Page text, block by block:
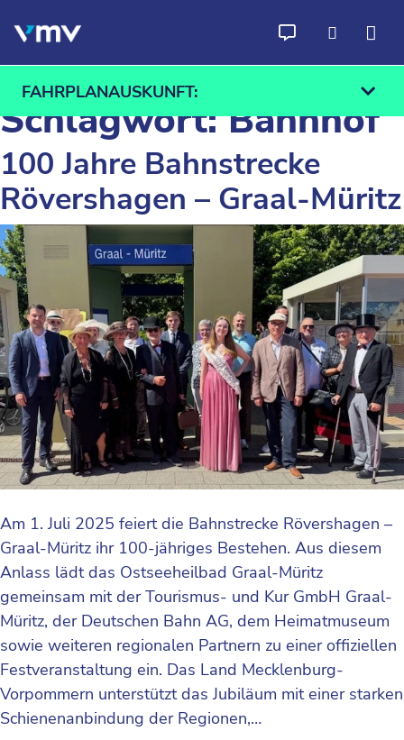
FAHRPLANAUSKUNFT:
Ab An
Finden
Schlagwort:Bahnhof
100 Jahre Bahnstrecke
Rövershagen – Graal-Müritz
Am 1. Juli 2025 feiert die Bahnstrecke Rövershagen –
Graal-Müritz ihr 100-jähriges Bestehen. Aus diesem
Anlass lädt das Ostseeheilbad Graal-Müritz
gemeinsam mit der Tourismus- und Kur GmbH Graal-
Müritz, der Deutschen Bahn AG, dem Heimatmuseum
sowie weiteren regionalen Partnern zu einer offiziellen
Festveranstaltung ein. Das Land Mecklenburg-
Vorpommern unterstützt das Jubiläum mit einer starken
Schienenanbindung der Regionen,…